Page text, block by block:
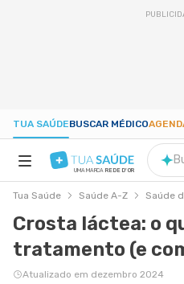
TUA SAÚDEBUSCAR MÉDICO
NUTRIÇÃO
UMA MARCA REDE D'OR
Tua Saúde Saúde A-Z Saúde
Crosta láctea: o
tratamento (e
Atualizado em dezembro 2024